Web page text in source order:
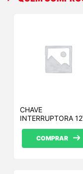
CHAVE
INTERRUPTORA
COMPRAR